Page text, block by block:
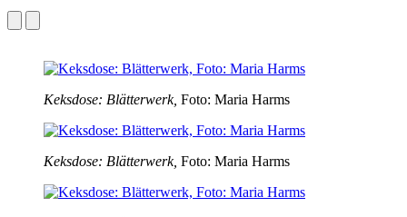
Keksdose: Blätterwerk, Foto: Maria Harms
Keksdose: Blätterwerk, Foto: Maria Harms